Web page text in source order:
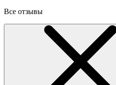
Все отзывы